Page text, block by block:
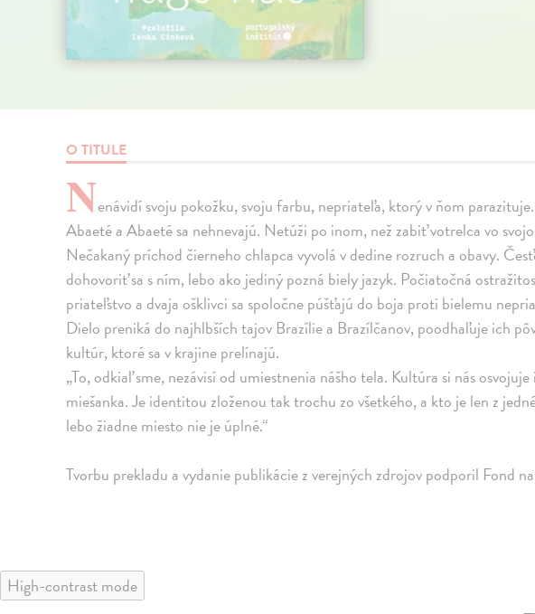
O TITULE
Nenávidí svoju pokožku, svoju farbu, nepriateľa, ktorý v ňom
Abaeté a Abaeté sa nehnevajú. Netúži po inom, než zabiť votrelca vo
Nečakaný príchod čierneho chlapca vyvolá v dedine rozruch a obavy.
dohovoriť sa s ním, lebo ako jediný pozná biely jazyk. Počiatočná
priateľstvo a dvaja ošklivci sa spoločne púšťajú do boja proti bielemu
Dielo preniká do najhlbších tajov Brazílie a Brazílčanov, poodhaľuje ich
kultúr, ktoré sa v krajine prelínajú.
„To, odkiaľ sme, nezávisí od umiestnenia nášho tela. Kultúra si nás
miešanka. Je identitou zloženou tak trochu zo všetkého, a kto je len z
lebo žiadne miesto nie je úplné.“
Tvorbu prekladu a vydanie publikácie z verejných zdrojov podporil Fond
High-contrast mode